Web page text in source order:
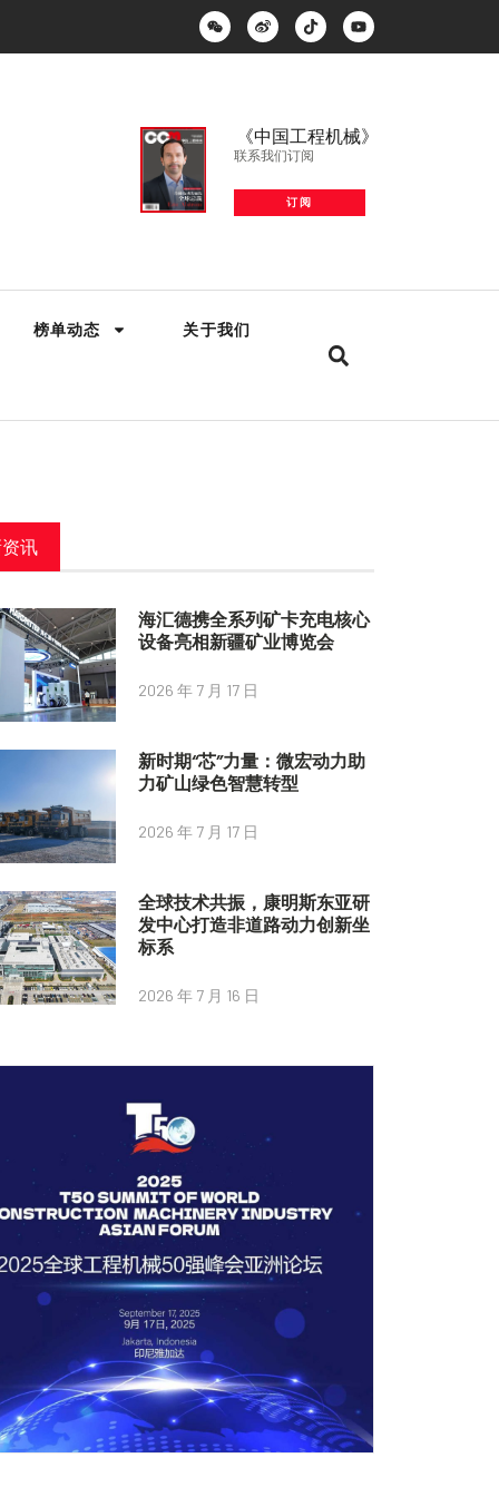
《中国工程机械》
联系我们订阅
订阅
榜单动态
关于我们
讯
海汇德携全系列矿卡充电核心
设备亮相新疆矿业博览会
2026 年 7 月 17 日
新时期“芯”力量：微宏动力助
力矿山绿色智慧转型
2026 年 7 月 17 日
全球技术共振，康明斯东亚研
发中心打造非道路动力创新坐
标系
2026 年 7 月 16 日